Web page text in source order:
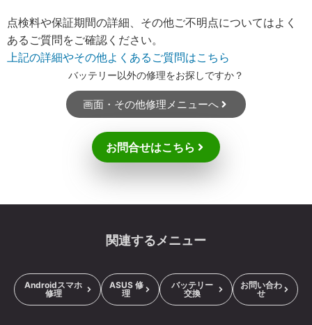
点検料や保証期間の詳細、その他ご不明点についてはよく
あるご質問をご確認ください。
上記の詳細やその他よくあるご質問はこちら
バッテリー以外の修理をお探しですか？
画面・その他修理メニューへ
お問合せはこちら
関連するメニュー
Androidスマホ
修理
ASUS 修
理
バッテリー
交換
お問い合わ
せ